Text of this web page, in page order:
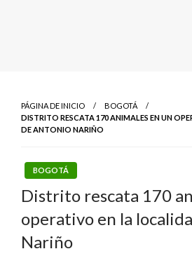
PÁGINA DE INICIO
BOGOTÁ
DISTRITO RESCATA 170 ANIMALES EN UN
DE ANTONIO NARIÑO
BOGOTÁ
Distrito rescata 170
operativo en la
Nariño